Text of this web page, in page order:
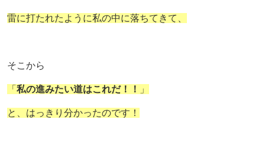
雷に打たれたように私の中に落ちてきて、
そこから
「 私の進みたい道はこれだ！！ 」
と、はっきり分かったのです！